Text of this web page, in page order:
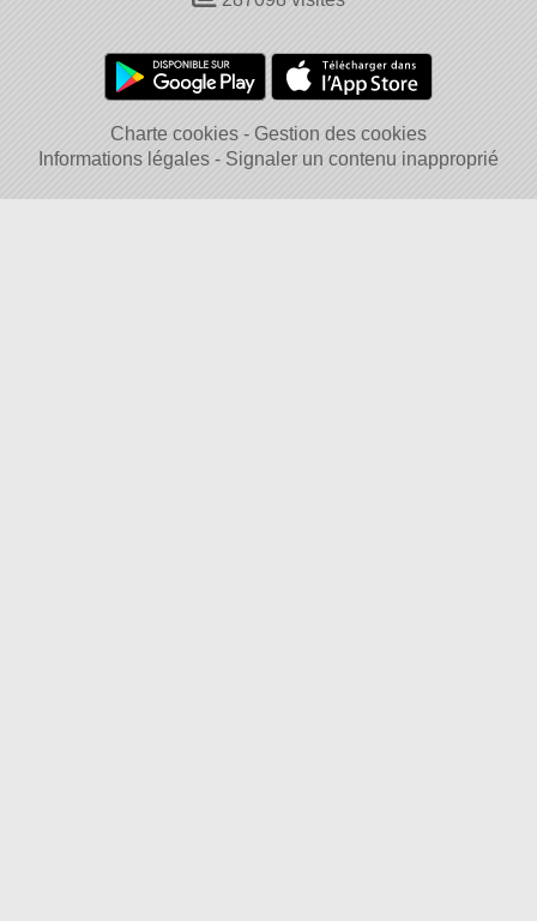
Charte cookies
Gestion des cookies
Informations légales
Signaler un contenu inapproprié